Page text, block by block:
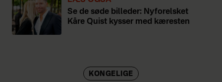
Se de søde billeder: Nyforelsket
Kåre Quist kysser med kæresten
KONGELIGE